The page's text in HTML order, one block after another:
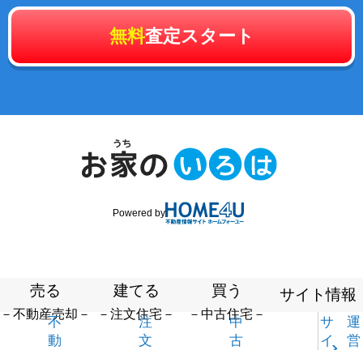
無料査定スタート
Powered by
売る
－不動産売却－
不
動
建てる
－注文住宅－
注
文
買う
－中古住宅－
中
古
サイト情報
サ
イ
運
営